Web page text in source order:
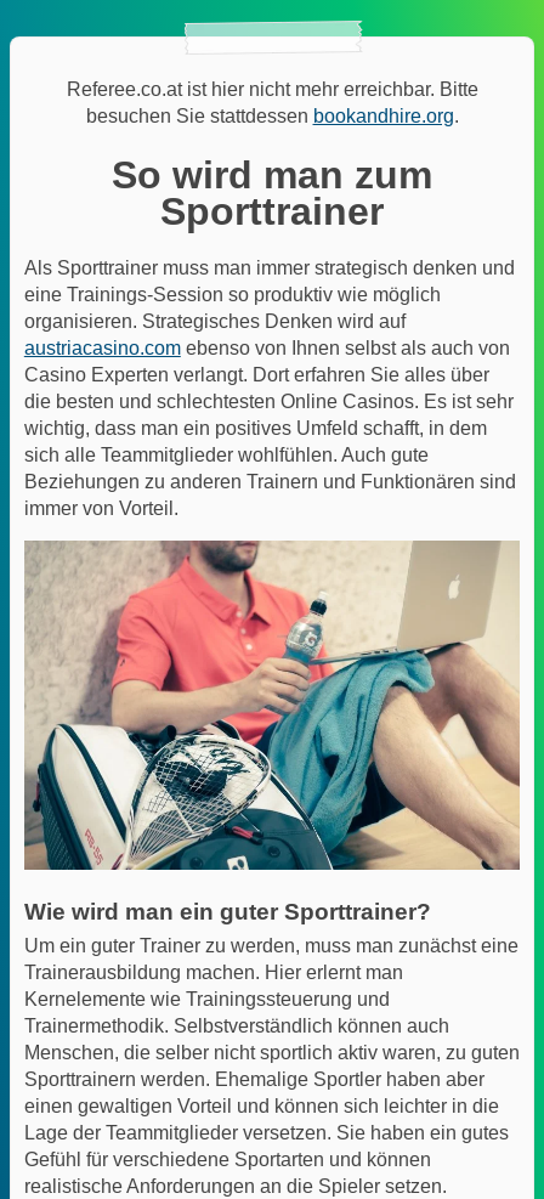
Referee.co.at ist hier nicht mehr erreichbar. Bitte
besuchen Sie stattdessen bookandhire.org.
So wird man zum
Sporttrainer
Als Sporttrainer muss man immer strategisch denken und
eine Trainings-Session so produktiv wie möglich
organisieren. Strategisches Denken wird auf
austriacasino.comebenso von Ihnen selbst als auch von
Casino Experten verlangt. Dort erfahren Sie alles über
die besten und schlechtesten Online Casinos. Es ist sehr
wichtig, dass man ein positives Umfeld schafft, in dem
sich alle Teammitglieder wohlfühlen. Auch gute
Beziehungen zu anderen Trainern und Funktionären sind
immer von Vorteil.
Wie wird man ein guter Sporttrainer?
Um ein guter Trainer zu werden, muss man zunächst eine
Trainerausbildung machen. Hier erlernt man
Kernelemente wie Trainingssteuerung und
Trainermethodik. Selbstverständlich können auch
Menschen, die selber nicht sportlich aktiv waren, zu guten
Sporttrainern werden. Ehemalige Sportler haben aber
einen gewaltigen Vorteil und können sich leichter in die
Lage der Teammitglieder versetzen. Sie haben ein gutes
Gefühl für verschiedene Sportarten und können
realistische Anforderungen an die Spieler setzen.